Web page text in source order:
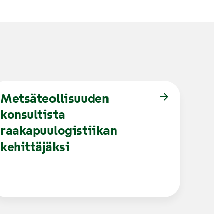
Metsäteollisuuden
konsultista
raakapuulogistiikan
kehittäjäksi